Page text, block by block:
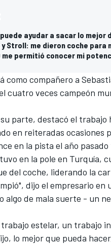
ayudar a sacar lo mejor
y Stroll: me dieron coche
permitió conocer mi
como compañero a
cuatro veces campeón
parte, destacó el trabajo
en reiteradas ocasiones
en la pista el año
en la pole en Turquía,
del coche, liderando la
dijo el empresario en
algo de mala suerte - un
trabajo estelar, un trabajo
lo mejor que pueda